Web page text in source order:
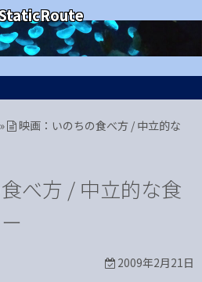
»
映画：いのちの食べ方 / 中立的な
べ方 / 中立的な食
2009年2月21日